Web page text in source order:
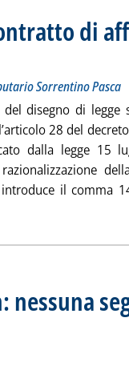
di
Sorrentino Pasca
del disegno di legge
28 del
dalla legge 15
il comma
nessuna
Gdf